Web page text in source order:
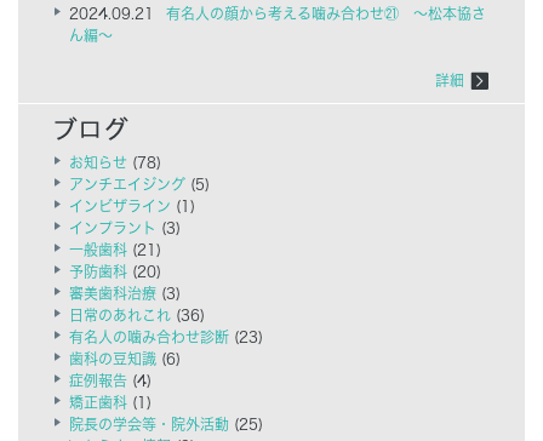
2024.09.21
有名人の顔から考える噛み合わせ㉑ ～松本協さ
ん編～
詳細
お知らせ (78)
アンチエイジング (5)
インビザライン (1)
インプラント (3)
一般歯科 (21)
予防歯科 (20)
審美歯科治療 (3)
日常のあれこれ (36)
有名人の噛み合わせ診断 (23)
歯科の豆知識 (6)
症例報告 (4)
矯正歯科 (1)
院長の学会等・院外活動 (25)